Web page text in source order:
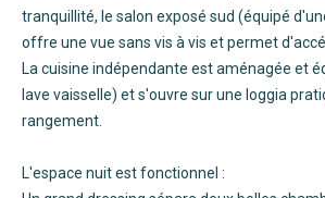
tranquillité, le salon exposé sud (équipé
offre une vue sans vis à vis et permet
La cuisine indépendante est aménagée et
lave vaisselle) et s'ouvre sur une loggia
rangement.
L'espace nuit est fonctionnel :